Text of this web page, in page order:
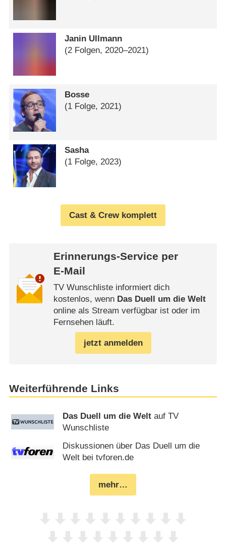
Janin Ullmann
(2 Folgen, 2020⁠–⁠2021)
Bosse
(1 Folge, 2021)
Sasha
(1 Folge, 2023)
Cast & Crew komplett
Erinnerungs-Service per
E-Mail
TV Wunschliste informiert dich
kostenlos, wenn Das Duell um die Welt
online als Stream verfügbar ist oder im
Fernsehen läuft.
jetzt anmelden
Weiterführende Links
Das Duell um die Welt auf TV
Wunschliste
Diskussionen über Das Duell um die
Welt bei tvforen.de
mehr…